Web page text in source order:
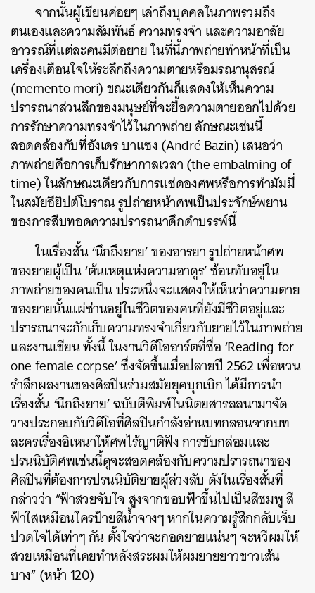
จากนั้นผู้เขียนค่อยๆ เล่าถึงบุคคลในภาพรวมถึง
ตนเองและความสัมพันธ์ ความทรงจำ และความอาลัย
อาวรณ์ที่แต่ละคนมีต่อยายในที่นี้ภาพถ่ายทำหน้าที่เป็น
เครื่องเตือนใจให้ระลึกถึงความตายหรือมรณานุสรณ์
(memento mori) ขณะเดียวกันก็แสดงให้เห็นความ
ปรารถนาส่วนลึกของมนุษย์ที่จะยื้อความตายออกไปด้วย
การรักษาความทรงจำไว้ในภาพถ่ายลักษณะเช่นนี้
สอดคล้องกับที่อังเดร บาแซง (André Bazin) เสนอว่า
ภาพถ่ายคือการเก็บรักษากาลเวลา (the embalming of
time) ในลักษณะเดียวกับการแช่ดองศพหรือการทำมัมมี่
ในสมัยอียิปต์โบราณรูปถ่ายหน้าศพเป็นประจักษ์พยาน
ของการสืบทอดความปรารถนาดึกดำบรรพ์นี้
ในเรื่องสั้น ‘นึกถึงยาย’ ของอารยา รูปถ่ายหน้าศพ
ของยายผู้เป็น ‘ต้นเหตุแห่งความอาดูร’ ซ้อนทับอยู่ใน
ภาพถ่ายของคนเป็น ประหนึ่งจะแสดงให้เห็นว่าความตาย
ของยายนั้นแผ่ซ่านอยู่ในชีวิตของคนที่ยังมีชีวิตอยู่และ
ปรารถนาจะกักเก็บความทรงจำเกี่ยวกับยายไว้ในภาพถ่าย
และงานเขียนทั้งนี้ ในงานวิดีโออาร์ตที่ชื่อ ‘Reading for
one female corpse’ ซึ่งจัดขึ้นเมื่อปลายปี 2562 เพื่อหวน
รำลึกผลงานของศิลปินร่วมสมัยยุคบุกเบิก ได้มีการนำ
เรื่องสั้น ‘นึกถึงยาย’ ฉบับตีพิมพ์ในนิตยสารลลนามาจัด
วางประกอบกับวิดีโอที่ศิลปินกำลังอ่านบทกลอนจากบท
ละครเรื่องอิเหนาให้ศพไร้ญาติฟัง การขับกล่อมและ
ปรนนิบัติศพเช่นนี้ดูจะสอดคล้องกับความปรารถนาของ
ศิลปินที่ต้องการปรนนิบัติยายผู้ล่วงลับ ดังในเรื่องสั้นที่
กล่าวว่า “ฟ้าสวยจับใจ สูงจากขอบฟ้าขึ้นไปเป็นสีชมพู สี
ฟ้าใสเหมือนใครป้ายสีน้ำจางๆ หากในความรู้สึกกลับเจ็บ
ปวดใจได้เท่าๆ กัน ตั้งใจว่าจะกอดยายแน่นๆ จะหวีผมให้
สวยเหมือนที่เคยทำหลังสระผมให้ผมยายยาวขาวเส้น
บาง” (หน้า 120)